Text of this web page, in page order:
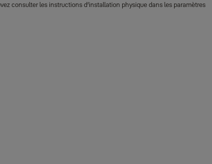
consulter les instructions d’installation physique dans les paramètres